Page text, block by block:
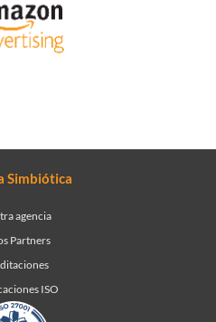
Simbiótica
agencia
Partners
ISO